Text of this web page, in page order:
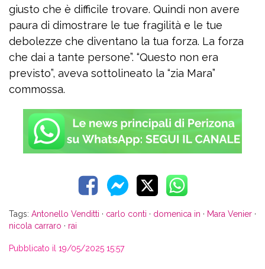
giusto che è difficile trovare. Quindi non avere
paura di dimostrare le tue fragilità e le tue
debolezze che diventano la tua forza. La forza
che dai a tante persone”. “Questo non era
previsto”, aveva sottolineato la “zia Mara”
commossa.
Tags: Antonello Venditti · carlo conti · domenica in · Mara Venier ·
nicola carraro · rai
Pubblicato il 19/05/2025 15:57